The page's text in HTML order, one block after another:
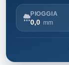
PIOGGIA
0,0 mm